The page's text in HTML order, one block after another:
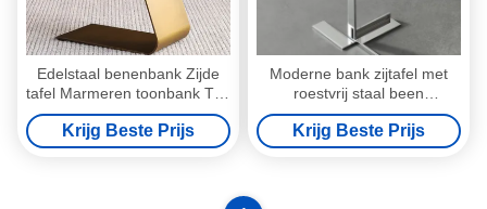
Edelstaal benenbank Zijde
tafel Marmeren toonbank Top
Moderne eind tafels
Krijg Beste Prijs
Moderne bank zijtafel met
roestvrij staal been
marmeren toonbank
Krijg Beste Prijs